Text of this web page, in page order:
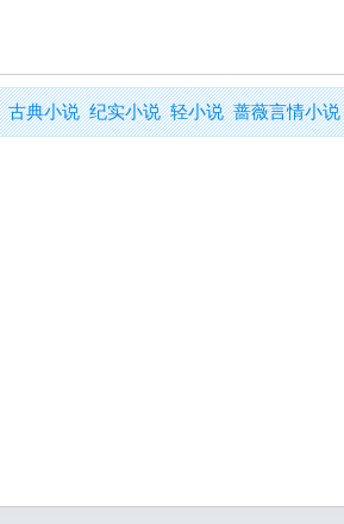
古典小说 纪实小说 轻小说 蔷薇言情小说